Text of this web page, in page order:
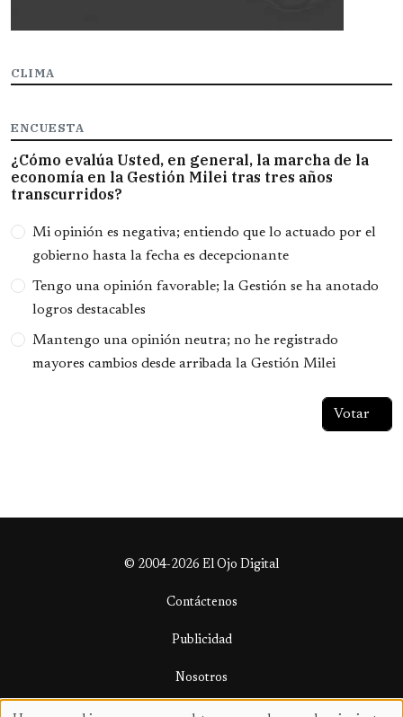
CLIMA
ENCUESTA
¿Cómo evalúa Usted, en general, la marcha de la
economía en la Gestión Milei tras tres años
transcurridos?
Opciones
Mi opinión es negativa; entiendo que lo actuado por el
gobierno hasta la fecha es decepcionante
Tengo una opinión favorable; la Gestión se ha anotado
logros destacables
Mantengo una opinión neutra; no he registrado
mayores cambios desde arribada la Gestión Milei
© 2004-2026 El Ojo Digital
Contáctenos
Publicidad
Nosotros